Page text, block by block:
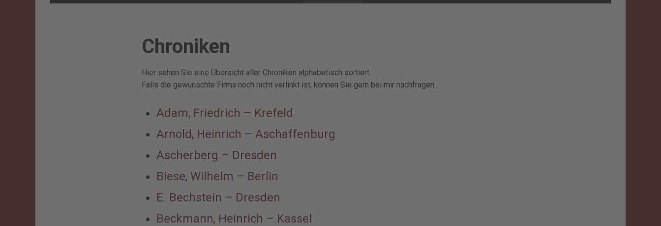
Chroniken
Hier sehen Sie eine Übersicht aller Chroniken alphabetisch sortiert.
Falls die gewünschte Firma noch nicht verlinkt ist, können Sie gern bei mir nachfragen.
Adam, Friedrich – Krefeld
Arnold, Heinrich – Aschaffenburg
Ascherberg – Dresden
Biese, Wilhelm – Berlin
E. Bechstein – Dresden
Beckmann, Heinrich – Kassel